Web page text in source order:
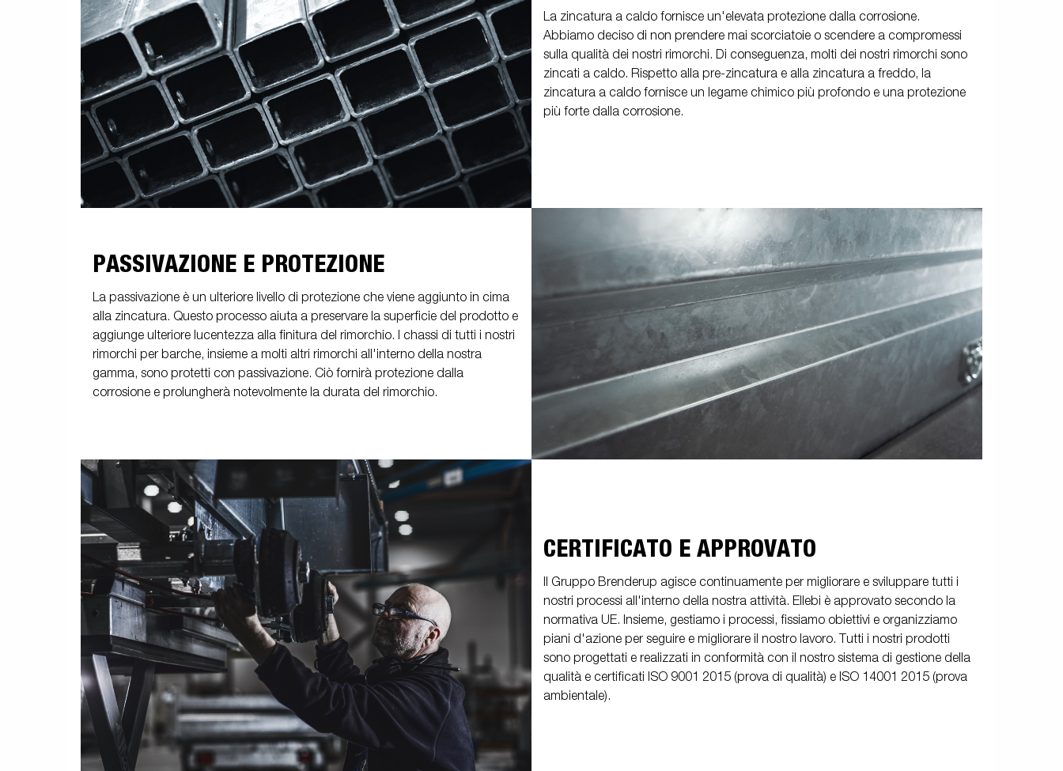
La zincatura a caldo fornisce un'elevata protezione dalla corrosione.
Abbiamo deciso di non prendere mai scorciatoie o scendere a compromessi
sulla qualità dei nostri rimorchi. Di conseguenza, molti dei nostri rimorchi sono
zincati a caldo. Rispetto alla pre-zincatura e alla zincatura a freddo, la
zincatura a caldo fornisce un legame chimico più profondo e una protezione
più forte dalla corrosione.
PASSIVAZIONE E PROTEZIONE
La passivazione è un ulteriore livello di protezione che viene aggiunto in cima
alla zincatura. Questo processo aiuta a preservare la superficie del prodotto e
aggiunge ulteriore lucentezza alla finitura del rimorchio. I chassi di tutti i nostri
rimorchi per barche, insieme a molti altri rimorchi all'interno della nostra
gamma, sono protetti con passivazione. Ciò fornirà protezione dalla
corrosione e prolungherà notevolmente la durata del rimorchio.
CERTIFICATO E APPROVATO
Il Gruppo Brenderup agisce continuamente per migliorare e sviluppare tutti i
nostri processi all'interno della nostra attività. Ellebi è approvato secondo la
normativa UE. Insieme, gestiamo i processi, fissiamo obiettivi e organizziamo
piani d'azione per seguire e migliorare il nostro lavoro. Tutti i nostri prodotti
sono progettati e realizzati in conformità con il nostro sistema di gestione della
qualità e certificati ISO 9001 2015 (prova di qualità) e ISO 14001 2015 (prova
ambientale).